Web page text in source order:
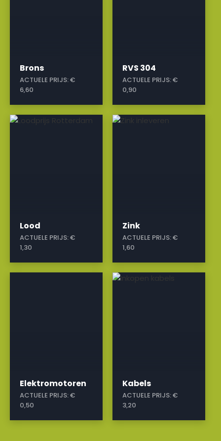
Brons
ACTUELE PRIJS:€
6,60
RVS 304
ACTUELE PRIJS:€
0,90
Lood
ACTUELE PRIJS:€
1,30
a
Zink
ACTUELE PRIJS:€
1,60
a
Elektromotoren
ACTUELE PRIJS:€
0,50
Kabels
ACTUELE PRIJS:€
3,20
a